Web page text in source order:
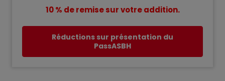
10 % de remise sur votreaddition.
Réductions sur présentation du
PassASBH